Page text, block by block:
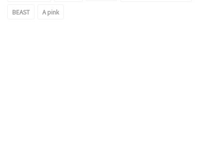
BEAST A pink